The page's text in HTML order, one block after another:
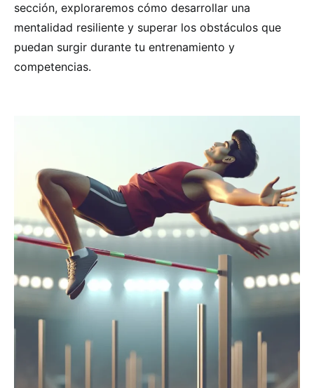
sección, exploraremos cómo desarrollar una
mentalidad resiliente y superar los obstáculos que
puedan surgir durante tu entrenamiento y
competencias.